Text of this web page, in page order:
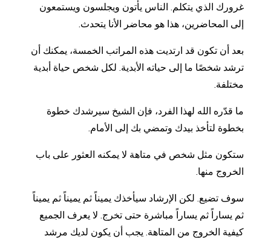
غرورك الذي يتكلم. الناس يأتون ويجلسون ويستمعون
إلى المحاضرين، هذا هو محاضر الأنا يتحدث.
بعد أن تكون قد ارتديت هذه المراتب الخمسة، يمكنك أن
ترشد شخصًا ما إلى حياته الأبدية. لكل شخص حياة أبدية
مختلفة.
ما قدّره الله لهذا الفرد، فإن الشيخ سيرشدك خطوة
بخطوة لتأخذ بيدك وتمضي بك إلى الأمام.
ستكون مثل شخص في متاهة لا يمكنه العثور على باب
الخروج منها.
سوف تضيع. لكن الإرشاد سيأخذك يميناً ثم يميناً ثم يميناً
ثم يساراً ثم يساراً مباشرة حتى تخرج. لا يعرف الجميع
كيفية الخروج من المتاهة. يجب أن يكون لديك مرشد